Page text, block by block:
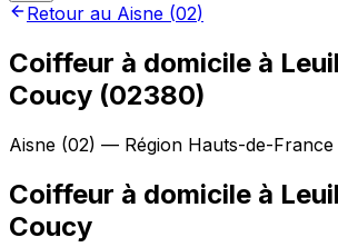
Retour au Aisne (02)
Coiffeur à domicile à
Coucy (02380)
Aisne (02) — Région Hauts-de-France
Coiffeur à domicile à
Coucy